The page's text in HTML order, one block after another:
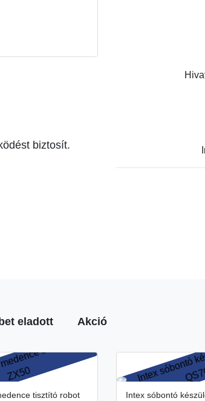
biztosít.
eladott Akció
Intex sóbontó készülék -26688